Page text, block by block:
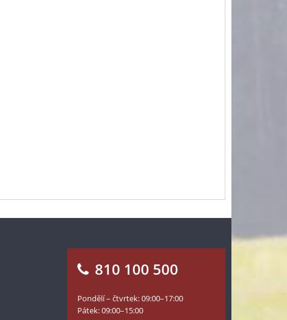
810 100 500
Pondělí – čtvrtek: 09:00–17:00
Pátek: 09:00–15:00